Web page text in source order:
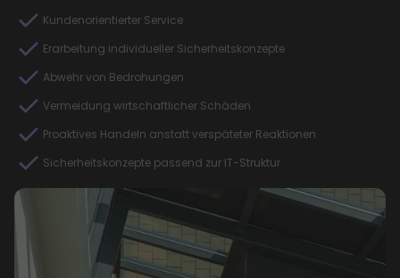
Kundenorientierter Service
Erarbeitung individueller Sicherheitskonzepte
Abwehr von Bedrohungen
Vermeidung wirtschaftlicher Schäden
Proaktives Handeln anstatt verspäteter Reaktionen
Sicherheitskonzepte passend zur IT-Struktur